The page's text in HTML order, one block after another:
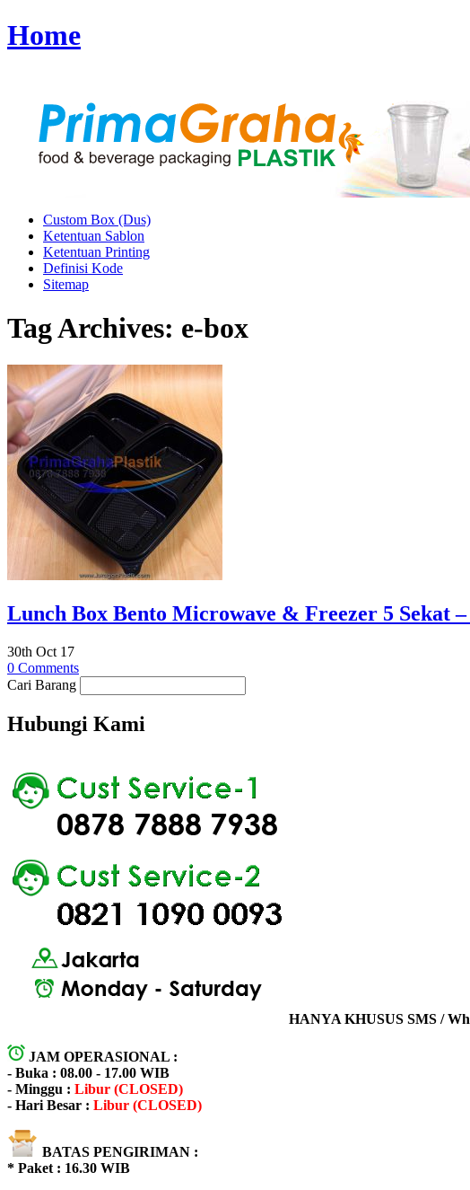
Home
Custom Box (Dus)
Ketentuan Sablon
Ketentuan Printing
Definisi Kode
Sitemap
Tag Archives: e-box
Lunch Box Bento Microwave & Freezer 5 Sekat
30th Oct 17
0 Comments
Cari Barang
Hubungi Kami
HANYA KHUSUS SMS /
JAM OPERASIONAL :
- Buka : 08.00 - 17.00 WIB
- Minggu : Libur (CLOSED)
- Hari Besar : Libur (CLOSED)
BATAS PENGIRIMAN :
* Paket : 16.30 WIB